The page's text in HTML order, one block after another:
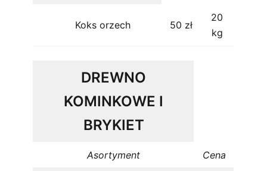
Koks orzech 50 zł
20
kg
DREWNO
KOMINKOWE I
BRYKIET
Asortyment Cena